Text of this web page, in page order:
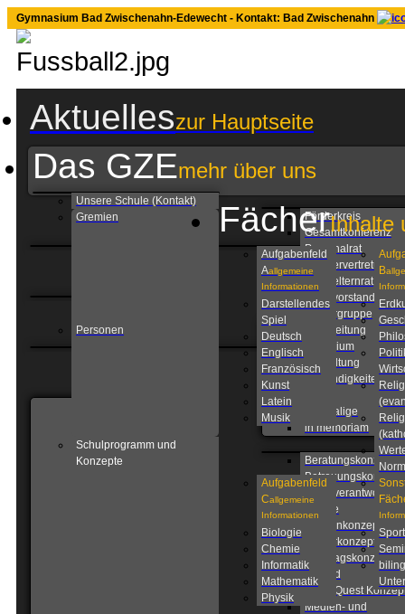
Gymnasium Bad Zwischenahn-Edewecht - Kontakt: Bad Zwischenahn
Aktuelleszur Hauptseite
Das GZEmehr über uns
Unsere Schule (Kontakt)
Gremien
Förderkreis
Gesamtkonferenz
Personalrat
Schülervertretung
Schulelternrat
Schulvorstand
Steuergruppe
Personen
Schulleitung
Kollegium
Verwaltung
Zuständigkeiten am
Ehemalige
in memoriam
Schulprogramm und
Konzepte
Beratungskonzept
Betreuungskonzept
Schule
Fahrtenkonzept
Förderkonzept
Ganztagskonzept
Leitbild
Lions Quest
Medien- und
FächerInhalte
Aufgabenfeld
Aallgemeine
Informationen
Darstellendes
Spiel
Deutsch
Englisch
Französisch
Kunst
Latein
Musik
B
Aufgabenfeld
Callgemeine
Informationen
Biologie
Chemie
Informatik
Mathematik
Physik
Sport